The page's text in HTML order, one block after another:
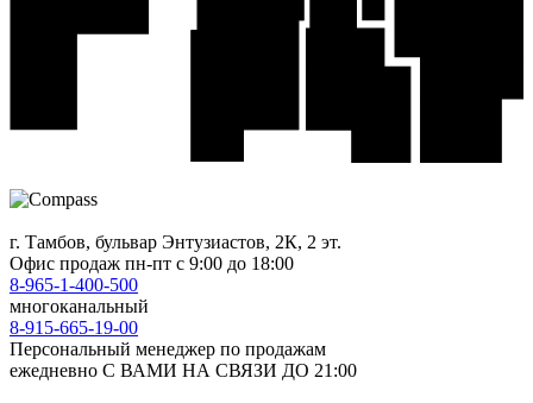
г. Тамбов, бульвар Энтузиастов, 2К, 2 эт.
Офис продаж пн-пт с 9:00 до 18:00
8-965-1-400-500
многоканальный
8-915-665-19-00
Персональный менеджер по продажам
ежедневно С ВАМИ НА СВЯЗИ ДО 21:00